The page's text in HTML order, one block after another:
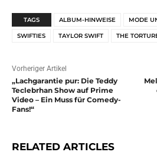
TAGS ALBUM-HINWEISE MODE
SWIFTIES TAYLOR SWIFT THE
Vorheriger Artikel
„Lachgarantie pur: Die Teddy
Teclebrhan Show auf Prime
Video – Ein Muss für Comedy-
Fans!“
RELATED ARTICLES